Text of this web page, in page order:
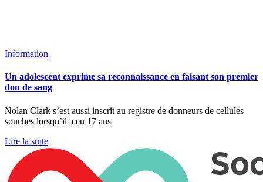
Information
Un adolescent exprime sa reconnaissance en faisant son premier
don de sang
Nolan Clark s’est aussi inscrit au registre de donneurs de cellules
souches lorsqu’il a eu 17 ans
Lire la suite